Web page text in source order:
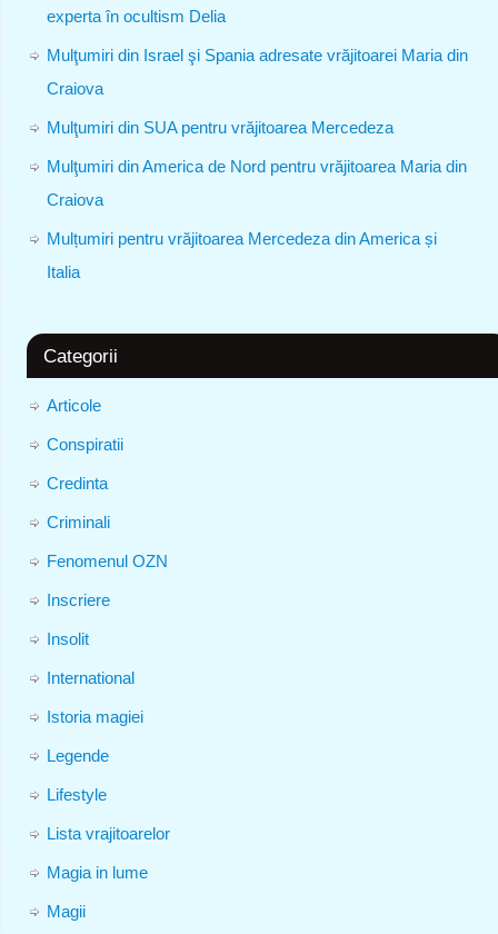
experta în ocultism Delia
Mulţumiri din Israel şi Spania adresate vrăjitoarei Maria din
Craiova
Mulţumiri din SUA pentru vrăjitoarea Mercedeza
Mulţumiri din America de Nord pentru vrăjitoarea Maria din
Craiova
Mulțumiri pentru vrăjitoarea Mercedeza din America și
Italia
Categorii
Articole
Conspiratii
Credinta
Criminali
Fenomenul OZN
Inscriere
Insolit
International
Istoria magiei
Legende
Lifestyle
Lista vrajitoarelor
Magia in lume
Magii